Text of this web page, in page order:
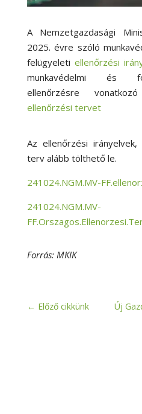
A Nemzetgazdasági
2025. évre szóló
felügyeletiellenőrzési
munkavédelmi és
ellenőrzésre
ellenőrzési tervet
Az ellenőrzési
terv alább tölthető le.
241024.NGM.MV-
241024.NGM.MV-
Forrás: MKIK
← Előző cikkünk Új